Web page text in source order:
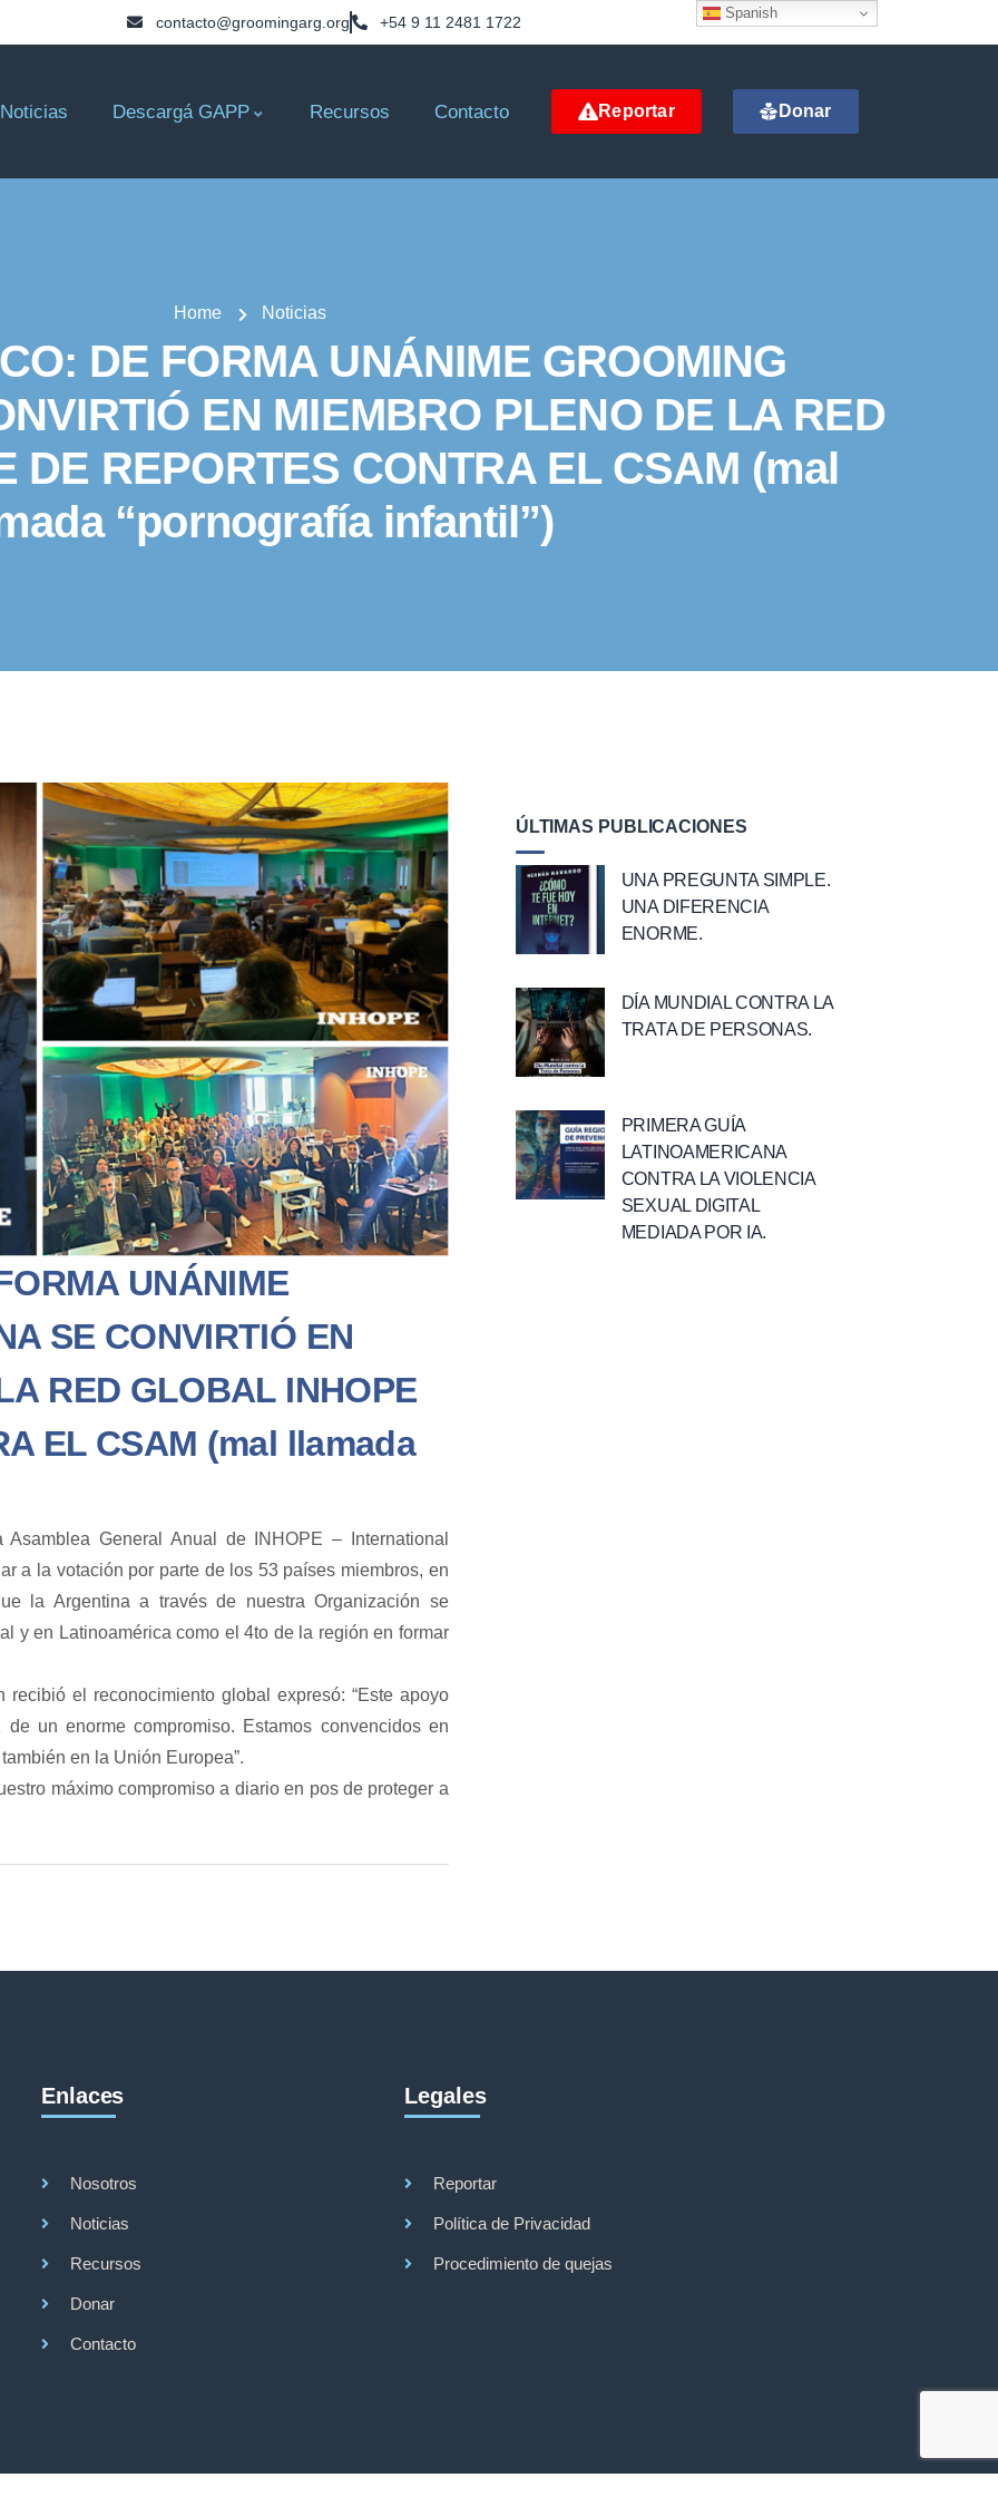
contacto@groomingarg.org +54 9 11 2481 1722
Noticias Descargá GAPP Recursos Contacto Reportar Donar
Home Noticias
DE FORMA UNÁNIME GROOMING
EN MIEMBRO PLENO DE LA RED
DE REPORTES CONTRA EL CSAM (mal
“pornografía infantil”)
UNÁNIME
SE CONVIRTIÓ EN
RED GLOBAL INHOPE
EL CSAM (mal llamada
General Anual de INHOPE – International
a la votación por parte de los 53 países miembros, en
la Argentina a través de nuestra Organización se
y en Latinoamérica como el 4to de la región en formar
el reconocimiento global expresó: “Este apoyo
un enorme compromiso. Estamos convencidos en
en la Unión Europea”.
máximo compromiso a diario en pos de proteger a
ÚLTIMAS PUBLICACIONES
UNA PREGUNTA SIMPLE.
UNA DIFERENCIA
ENORME.
DÍA MUNDIAL CONTRA LA
TRATA DE PERSONAS.
PRIMERA GUÍA
LATINOAMERICANA
CONTRA LA VIOLENCIA
SEXUAL DIGITAL
MEDIADA POR IA.
Enlaces
Nosotros
Noticias
Recursos
Donar
Contacto
Legales
Reportar
Política de Privacidad
Procedimiento de quejas
Spanish